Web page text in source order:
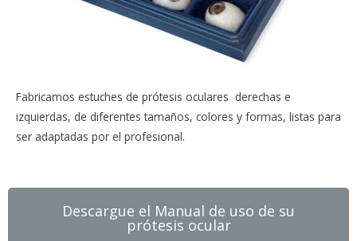
Fabricamos estuches de prótesis oculares derechas e
izquierdas, de diferentes tamaños, colores y formas, listas para
ser adaptadas por el profesional.
Descargue el Manual de uso de su
prótesis ocular